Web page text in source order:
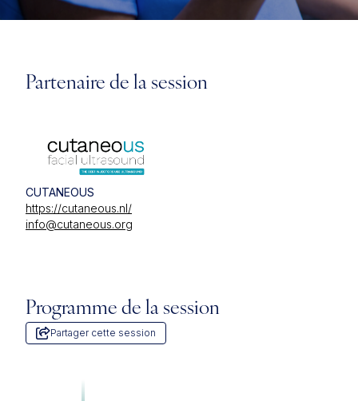
Partenaire de la session
CUTANEOUS
https://cutaneous.nl/
info@cutaneous.org
Programme de la session
Partager cette session